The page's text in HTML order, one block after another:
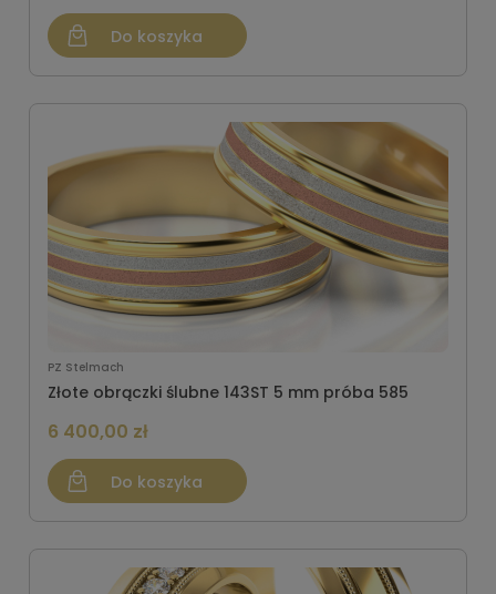
Do koszyka
PZ Stelmach
Złote obrączki ślubne 143ST 5 mm próba 585
6 400,00 zł
Do koszyka